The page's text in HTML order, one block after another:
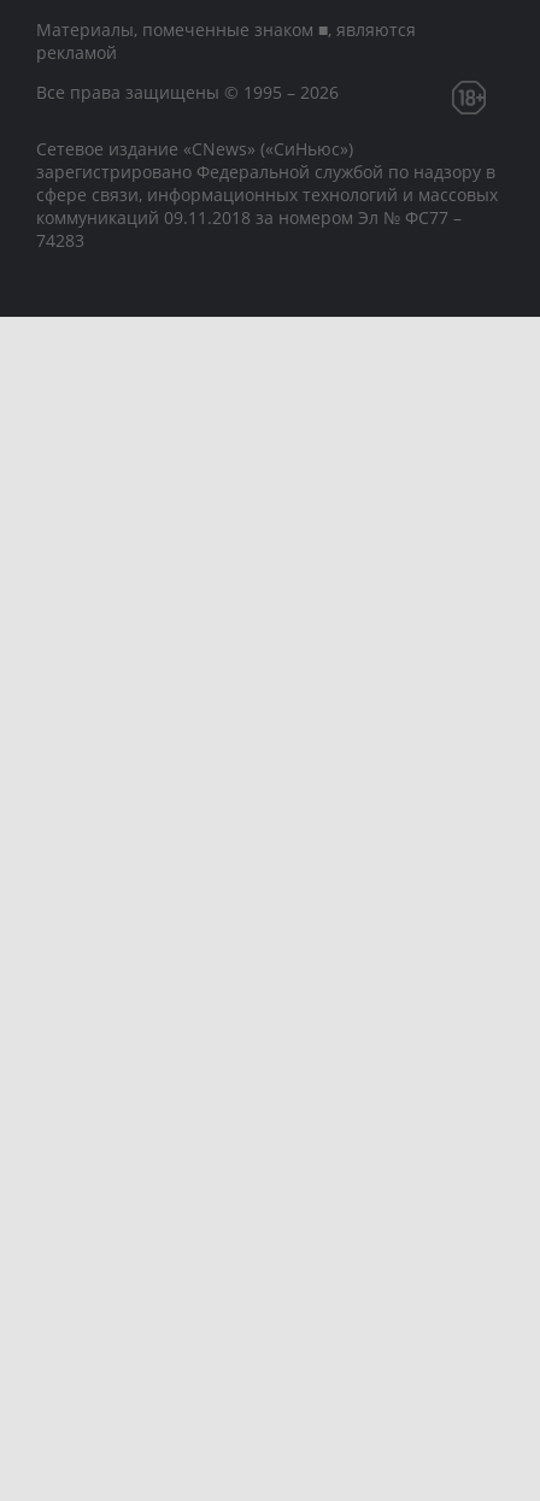
Материалы, помеченные знаком ■, являются
рекламой
Все права защищены © 1995 – 2026
Сетевое издание «CNews» («СиНьюс»)
зарегистрировано Федеральной службой по надзору в
сфере связи, информационных технологий и массовых
коммуникаций 09.11.2018 за номером Эл № ФС77 –
74283